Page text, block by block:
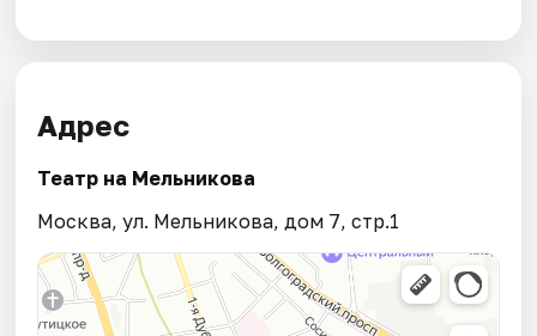
Адрес
Театр на Мельникова
Москва, ул. Мельникова, дом 7, стр.1